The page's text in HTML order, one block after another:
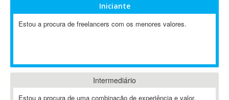
A-GPS
ABAP
Abaqus
Iniciante
Estou a procura de freelancers com os menores valores.
Intermediário
Estou a procura de uma combinação de experiência e valor.